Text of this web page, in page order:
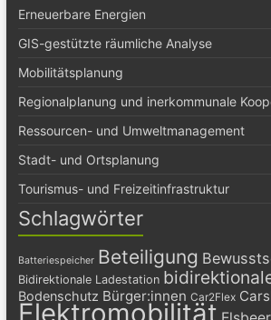
Erneuerbare Energien
GIS-gestützte räumliche Analyse
Mobilitätsplanung
Regionalplanung und inerkommunale
Ressourcen- und Umweltmanagement
Stadt- und Ortsplanung
Tourismus- und Freizeitinfrastruktur
Schlagwörter
Batteriespeicher Beteiligung
Bidirektionale Ladestation
Bodenschutz Bürger:innen Car2Flex
Elektromobilität